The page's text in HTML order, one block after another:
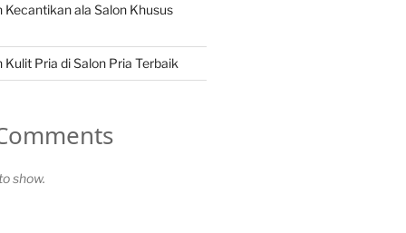
Kecantikan ala Salon Khusus
Pria di Salon Pria Terbaik
show.